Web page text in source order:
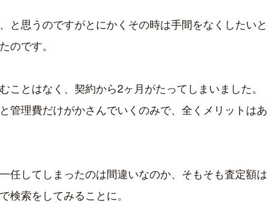
と思うのですがとにかくその時は手間をなくしたいと
のです。
ことはなく、契約から2ヶ月がたってしまいました。
管理費だけがかさんでいくのみで、全くメリットはあ
任してしまったのは間違いなのか、そもそも査定額は
検索をしてみることに。